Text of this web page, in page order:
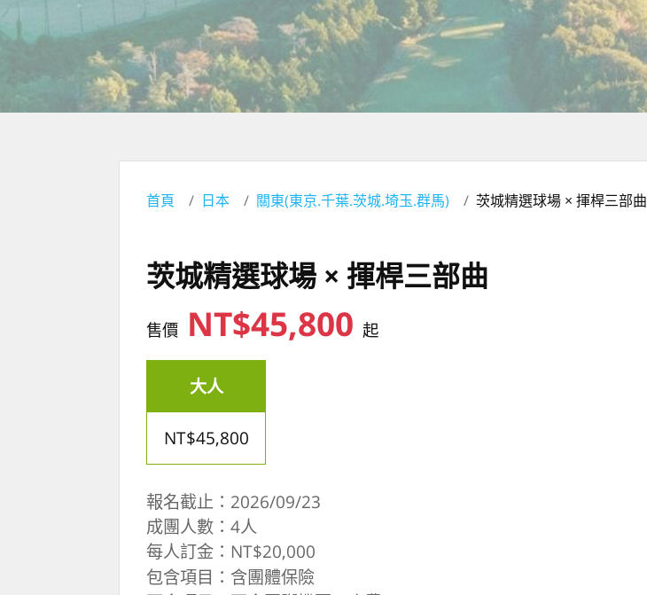
首頁 日本 關東(東京.千葉.茨城.埼玉.群馬) 茨城精選球場 × 揮桿三部曲
茨城精選球場 × 揮桿三部曲
售價 NT$45,800起
大人
NT$45,800
報名截止：2026/09/23
成團人數：4人
每人訂金：NT$20,000
包含項目：含團體保險